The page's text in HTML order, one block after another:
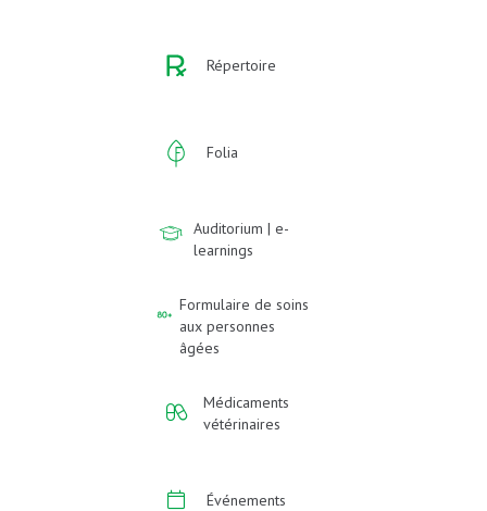
Répertoire
Folia
Auditorium | e-
learnings
Formulaire de soins
aux personnes
âgées
Médicaments
vétérinaires
Événements